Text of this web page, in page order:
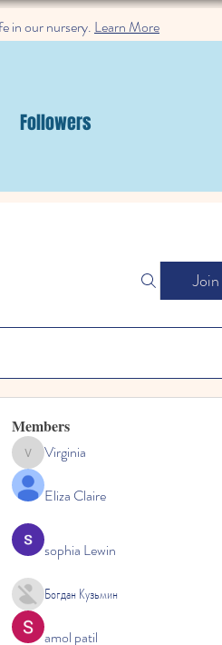
in our nursery. Learn More
Followers
Join
Members
VirginiaVirginia
Eliza Claire
sophia Lewin
Богдан Кузьмин
amol patil